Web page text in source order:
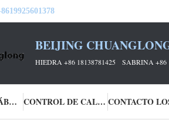
BEIJING
HIEDRA +86 18138781425 SABRINA +86
VIAJE DE LA FÁBRICA CONTROL DE CALIDAD